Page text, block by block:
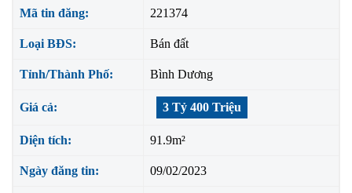
Mã tin đăng: 221374
Loại BĐS: Bán đất
Tỉnh/Thành Phố: Bình Dương
Giá cả: 3 Tỷ 400 Triệu
Diện tích: 91.9m²
Ngày đăng tin: 09/02/2023